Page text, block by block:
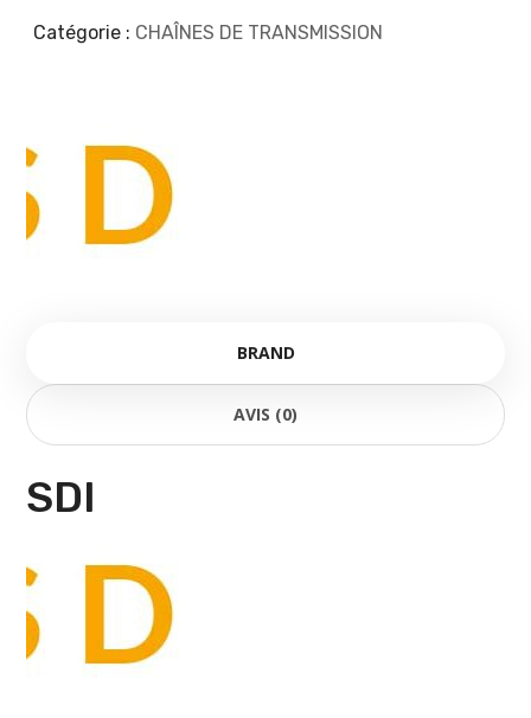
Catégorie : CHAÎNES DE TRANSMISSION
BRAND
AVIS (0)
SDI